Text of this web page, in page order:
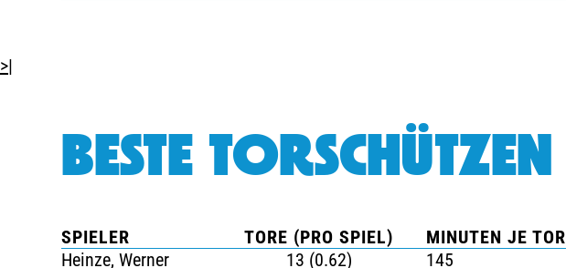
>|
BESTE TORSCHÜTZEN
SPIELER TORE (PRO SPIEL) MINUTEN JE TOR
Heinze, Werner
13 (0.62) 145